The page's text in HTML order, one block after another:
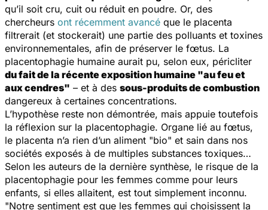
qu’il soit cru, cuit ou réduit en poudre. Or, des
chercheurs ont récemment avancé que le placenta
filtrerait (et stockerait) une partie des polluants et toxines
environnementales, afin de préserver le fœtus. La
placentophagie humaine aurait pu, selon eux, péricliter
du fait de la récente exposition humaine "au feu et
aux cendres" – et à des sous-produits de combustion
dangereux à certaines concentrations.
L’hypothèse reste non démontrée, mais appuie toutefois
la réflexion sur la placentophagie. Organe lié au fœtus,
le placenta n’a rien d’un aliment "bio" et sain dans nos
sociétés exposés à de multiples substances toxiques…
Selon les auteurs de la dernière synthèse, le risque de la
placentophagie pour les femmes comme pour leurs
enfants, si elles allaitent, est tout simplement inconnu.
"Notre sentiment est que les femmes qui choisissent la